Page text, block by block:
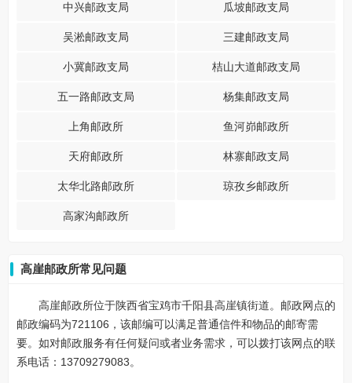
中兴邮政支局 瓜坡邮政支局
吴淞邮政支局 三建邮政支局
小冀邮政支局 桔山大道邮政支局
五一路邮政支局 杨集邮政支局
上角邮政所 鱼河峁邮政所
天府邮政所 林寨邮政支局
太华北路邮政所 琼孜乡邮政所
高家沟邮政所
高崖邮政所常见问题
高崖邮政所位于陕西省宝鸡市千阳县高崖镇街道。邮政网点的
邮政编码为721106，该邮编可以满足普通信件和物品的邮寄需
要。如对邮政服务有任何疑问或者业务需求，可以拨打该网点的联
系电话：13709279083。